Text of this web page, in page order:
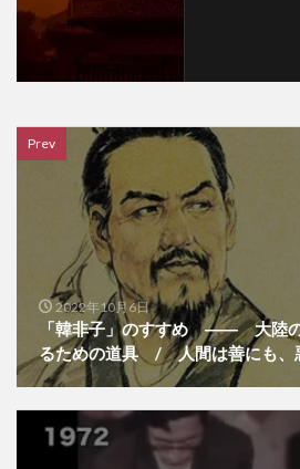
Prev
2022年10月6日
「韓非子」のすすめ ―― 大陸の
るための道具 / 人間は善にも、